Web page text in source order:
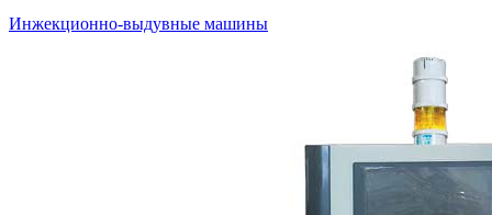
Инжекционно-выдувные машины